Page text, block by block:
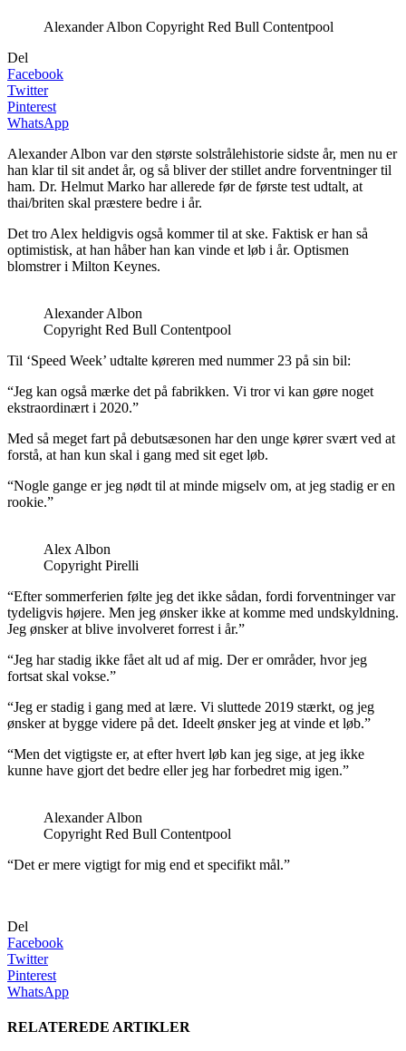
Alexander Albon Copyright Red Bull Contentpool
Del
Facebook
Twitter
Pinterest
WhatsApp
Alexander Albon var den største solstrålehistorie sidste år, men nu er
han klar til sit andet år, og så bliver der stillet andre forventninger til
ham. Dr. Helmut Marko har allerede før de første test udtalt, at
thai/briten skal præstere bedre i år.
Det tro Alex heldigvis også kommer til at ske. Faktisk er han så
optimistisk, at han håber han kan vinde et løb i år. Optismen
blomstrer i Milton Keynes.
Alexander Albon
Copyright Red Bull Contentpool
Til ‘Speed Week’ udtalte køreren med nummer 23 på sin bil:
“Jeg kan også mærke det på fabrikken. Vi tror vi kan gøre noget
ekstraordinært i 2020.”
Med så meget fart på debutsæsonen har den unge kører svært ved at
forstå, at han kun skal i gang med sit eget løb.
“Nogle gange er jeg nødt til at minde migselv om, at jeg stadig er en
rookie.”
Alex Albon
Copyright Pirelli
“Efter sommerferien følte jeg det ikke sådan, fordi forventninger var
tydeligvis højere. Men jeg ønsker ikke at komme med undskyldning.
Jeg ønsker at blive involveret forrest i år.”
“Jeg har stadig ikke fået alt ud af mig. Der er områder, hvor jeg
fortsat skal vokse.”
“Jeg er stadig i gang med at lære. Vi sluttede 2019 stærkt, og jeg
ønsker at bygge videre på det. Ideelt ønsker jeg at vinde et løb.”
“Men det vigtigste er, at efter hvert løb kan jeg sige, at jeg ikke
kunne have gjort det bedre eller jeg har forbedret mig igen.”
Alexander Albon
Copyright Red Bull Contentpool
“Det er mere vigtigt for mig end et specifikt mål.”
Del
Facebook
Twitter
Pinterest
WhatsApp
RELATEREDE ARTIKLER